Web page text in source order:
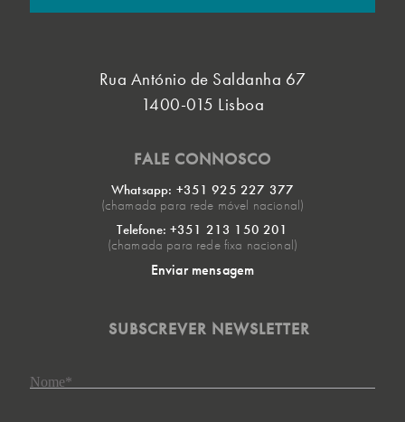
Rua António de Saldanha 67
1400-015 Lisboa
FALE CONNOSCO
Whatsapp: +351 925 227 377
(chamada para rede móvel nacional)
Telefone: +351 213 150 201
(chamada para rede fixa nacional)
Enviar mensagem
SUBSCREVER NEWSLETTER
Nome*